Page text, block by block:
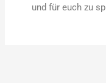
und für euch zu